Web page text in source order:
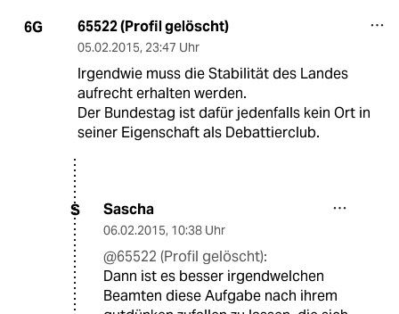
6G 65522 (Profil gelöscht)
05.02.2015, 23:47 Uhr
Irgendwie muss die Stabilität des Landes
aufrecht erhalten werden.
Der Bundestag ist dafür jedenfalls kein Ort in
seiner Eigenschaft als Debattierclub.
S Sascha
06.02.2015, 10:38 Uhr
@65522 (Profil gelöscht):
Dann ist es besser irgendwelchen
Beamten diese Aufgabe nach ihrem